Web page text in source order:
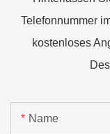
Telefonnummer
kostenloses
Name